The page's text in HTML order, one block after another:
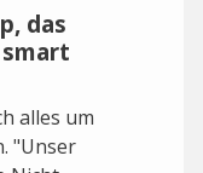
das
alles um
"Unser